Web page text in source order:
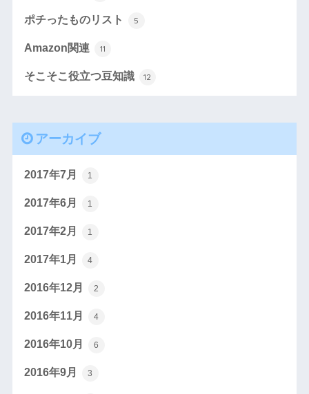
ポチったものリスト 5
Amazon関連 11
そこそこ役立つ豆知識 12
アーカイブ
2017年7月 1
2017年6月 1
2017年2月 1
2017年1月 4
2016年12月 2
2016年11月 4
2016年10月 6
2016年9月 3